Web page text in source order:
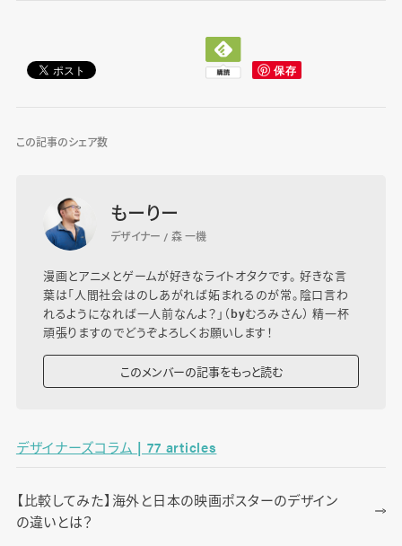
この記事のシェア数
もーりー
デザイナー / 森 一機
漫画とアニメとゲームが好きなライトオタクです。 好きな言
葉は「人間社会はのしあがれば妬まれるのが常。陰口言わ
れるようになれば一人前なんよ？」（byむろみさん） 精一杯
頑張りますのでどうぞよろしくお願いします！
このメンバーの記事をもっと読む
デザイナーズコラム | 77 articles
【比較してみた】海外と日本の映画ポスターのデザイン
の違いとは？